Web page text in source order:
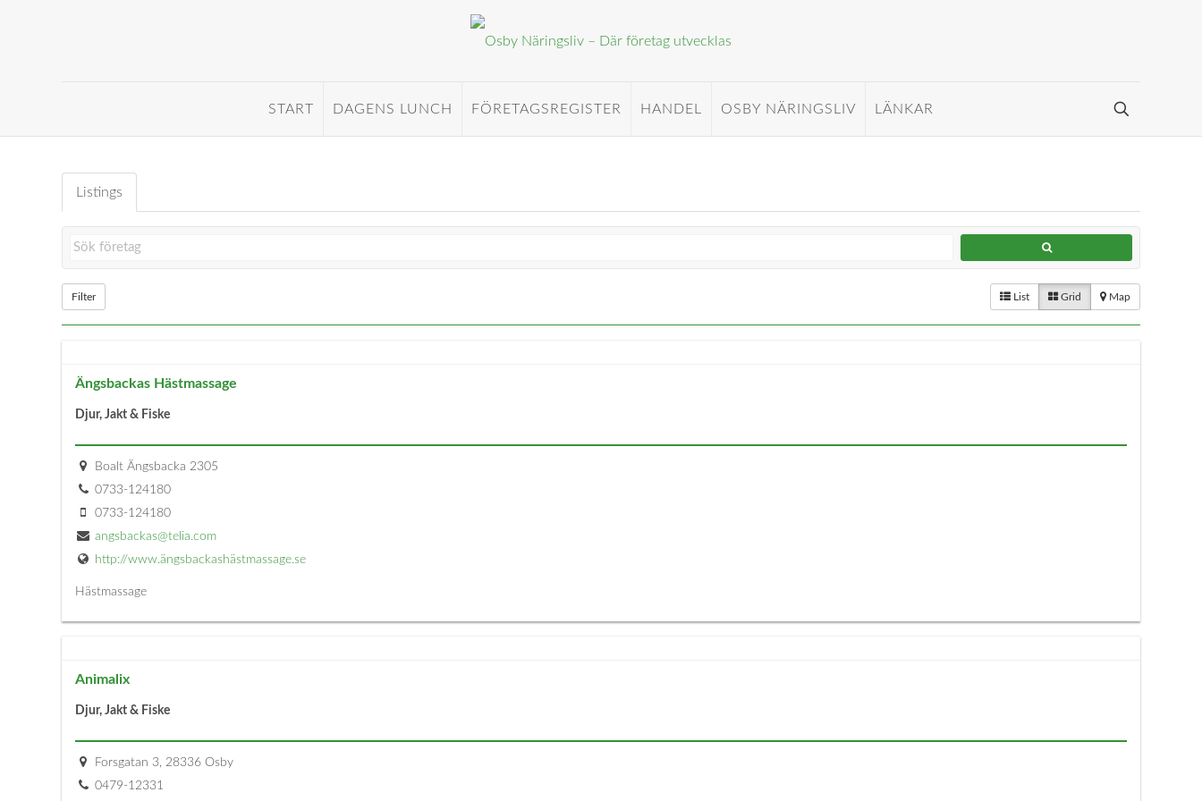
START DAGENS LUNCH FÖRETAGSREGISTER HANDEL OSBY NÄRINGSLIV LÄNKAR
Listings
Filter List Grid Map
Ängsbackas Hästmassage
Djur, Jakt & Fiske
Boalt Ängsbacka 2305
0733-124180
0733-124180
angsbackas@telia.com
http://www.ängsbackashästmassage.se
Hästmassage
Animalix
Djur, Jakt & Fiske
Forsgatan 3, 28336 Osby
0479-12331